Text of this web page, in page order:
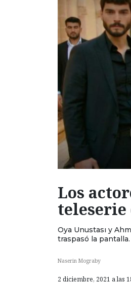
Los
Oya Unustası y
traspasó la pantalla.
Naserin Mograby
2 diciembre, 2021 a las